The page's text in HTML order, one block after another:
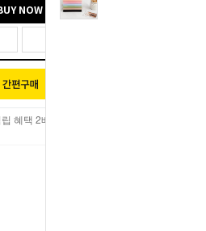
NOW
혜택 2배 UP!